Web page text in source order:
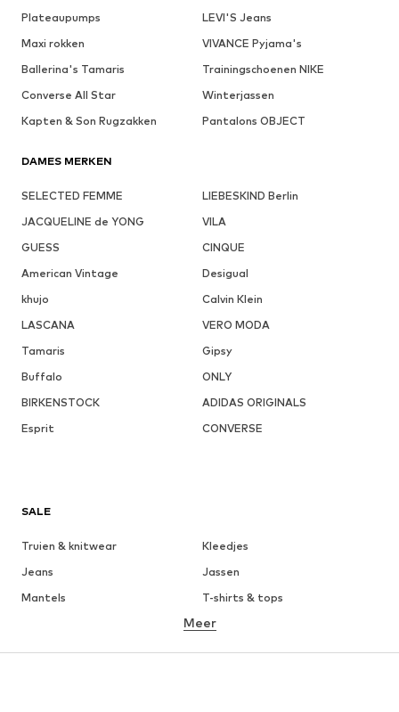
Plateaupumps
LEVI'S Jeans
Maxi rokken
VIVANCE Pyjama's
Ballerina's Tamaris
Trainingschoenen NIKE
Converse All Star
Winterjassen
Kapten & Son Rugzakken
Pantalons OBJECT
DAMES MERKEN
SELECTED FEMME
LIEBESKIND Berlin
JACQUELINE de YONG
VILA
GUESS
CINQUE
American Vintage
Desigual
khujo
Calvin Klein
LASCANA
VERO MODA
Tamaris
Gipsy
Buffalo
ONLY
BIRKENSTOCK
ADIDAS ORIGINALS
Esprit
CONVERSE
SALE
Truien & knitwear
Kleedjes
Jeans
Jassen
Mantels
T-shirts & tops
Ondergoed
Rokken
Blouses & tunieken
Meer